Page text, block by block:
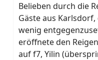
Belieben durch die
Gäste aus
wenig
eröffnete den
auf f7, Yilin